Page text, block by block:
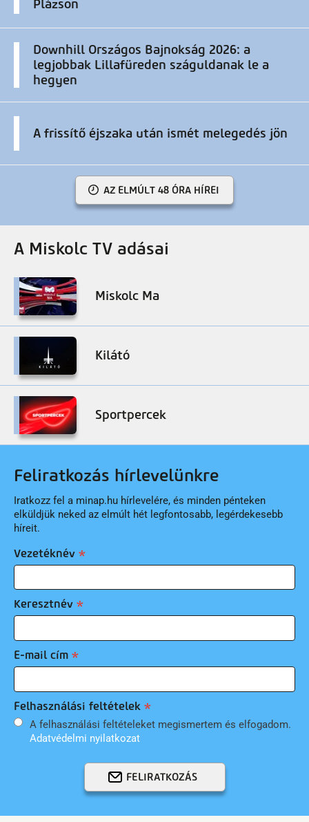
Plázson
Downhill Országos Bajnokság 2026: a
legjobbak Lillafüreden száguldanak le a
hegyen
A frissítő éjszaka után ismét melegedés jön
AZ ELMÚLT 48 ÓRA HÍREI
A Miskolc TV adásai
Miskolc Ma
Kilátó
Sportpercek
Feliratkozás hírlevelünkre
Iratkozz fel a minap.hu hírlevelére, és minden pénteken
elküldjük neked az elmúlt hét legfontosabb, legérdekesebb
híreit.
Vezetéknév
Keresztnév
E-mail cím
Felhasználási feltételek
A felhasználási feltételeket megismertem és elfogadom.
Adatvédelmi nyilatkozat
FELIRATKOZÁS